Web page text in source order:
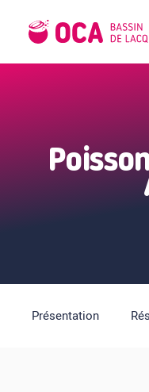
Présentation